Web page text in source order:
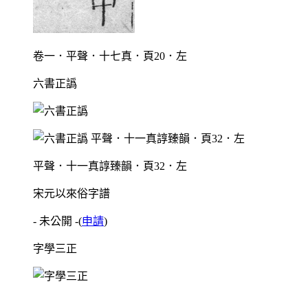
卷一．平聲．十七真．頁20．左
六書正譌
平聲．十一真諄臻韻．頁32．左
宋元以來俗字譜
- 未公開 -(申請)
字學三正